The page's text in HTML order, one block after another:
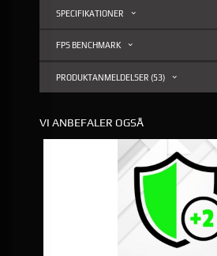
SPECIFIKATIONER
FPS BENCHMARK
PRODUKTANMELDELSER (53)
VI ANBEFALER OGSÅ